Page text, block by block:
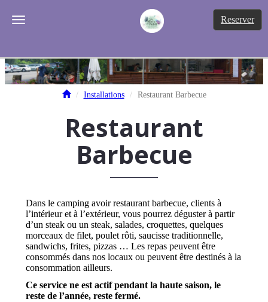
Toggle navigation Reserver
Installations Restaurant Barbecue
Restaurant
Barbecue
Dans le camping avoir restaurant barbecue, clients à
l’intérieur et à l’extérieur, vous pourrez déguster à partir
d’un steak ou un steak, salades, croquettes, quelques
morceaux de filet, poulet rôti, saucisse traditionnelle,
sandwichs, frites, pizzas … Les repas peuvent être
consommés dans nos locaux ou peuvent être destinés à la
consommation ailleurs.
Ce service ne est actif pendant la haute saison, le
reste de l’année, reste fermé.